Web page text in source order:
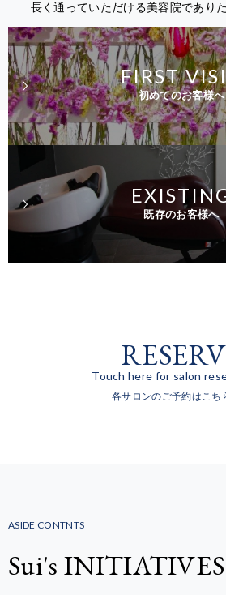
長く通っていただける美容院であり
初めてのお客様へ
FIRST
既存のお客様へ
Touch here for salon
各サロンのご予約はこち
ASIDE CONTNTS
Sui's INITIATIVES